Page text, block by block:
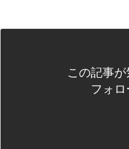
この記事
フォロ